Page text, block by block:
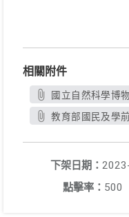
相關附件
國立自然科學博
教育部國民及學
下架日期：
點擊率： 500